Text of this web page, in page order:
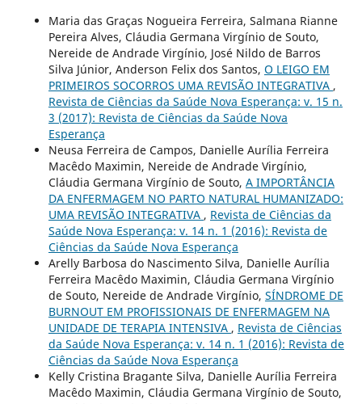
Maria das Graças Nogueira Ferreira, Salmana Rianne
Pereira Alves, Cláudia Germana Virgínio de Souto,
Nereide de Andrade Virgínio, José Nildo de Barros
Silva Júnior, Anderson Felix dos Santos, O LEIGO EM
PRIMEIROS SOCORROS UMA REVISÃO INTEGRATIVA ,
Revista de Ciências da Saúde Nova Esperança: v. 15 n.
3 (2017): Revista de Ciências da Saúde Nova
Esperança
Neusa Ferreira de Campos, Danielle Aurília Ferreira
Macêdo Maximin, Nereide de Andrade Virgínio,
Cláudia Germana Virgínio de Souto, A IMPORTÂNCIA
DA ENFERMAGEM NO PARTO NATURAL HUMANIZADO:
UMA REVISÃO INTEGRATIVA , Revista de Ciências da
Saúde Nova Esperança: v. 14 n. 1 (2016): Revista de
Ciências da Saúde Nova Esperança
Arelly Barbosa do Nascimento Silva, Danielle Aurília
Ferreira Macêdo Maximin, Cláudia Germana Virgínio
de Souto, Nereide de Andrade Virgínio, SÍNDROME DE
BURNOUT EM PROFISSIONAIS DE ENFERMAGEM NA
UNIDADE DE TERAPIA INTENSIVA , Revista de Ciências
da Saúde Nova Esperança: v. 14 n. 1 (2016): Revista de
Ciências da Saúde Nova Esperança
Kelly Cristina Bragante Silva, Danielle Aurília Ferreira
Macêdo Maximin, Cláudia Germana Virgínio de Souto,